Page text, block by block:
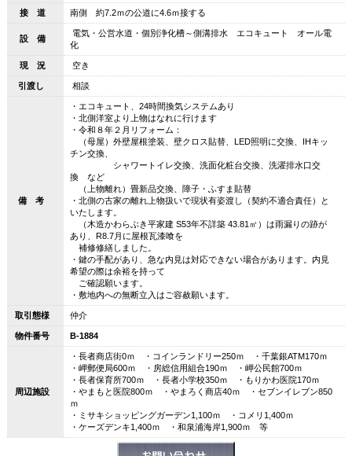
接 道 南側 約7.2ｍの公道に4.6ｍ接する
設 備
電気・公営水道・個別浄化槽～側溝排水 エコキュート オール電
化
現 況 空き
引渡し 相談
備 考
・エコキュート、24時間換気システムあり
・北側洋室より上物はなれに行けます
・令和８年２月リフォーム：
（母屋）外壁屋根塗装、壁クロス貼替、LED照明に交換、IHキッ
チン交換、
シャワートイレ交換、洗面化粧台交換、洗濯排水口交
換 など
（上物離れ）畳新品交換、障子・ふすま貼替
・北側の古家の離れ上物扱いで現状有姿渡し（契約不適合責任）と
いたします。
（木造かわらぶき平家建 S53年不詳築 43.81㎡）は雨漏りの跡が
あり、R8.7月に屋根瓦漆喰を
補修修繕しました。
・鍵の手配があり、急な内見は対応できない場合があります。内見
希望の際は余裕を持って
ご確認願います。
・敷地内への無断立入はご容赦願います。
取引態様 仲介
物件番号 B-1884
周辺施設
・長者商店街0ｍ ・コインランドリー250ｍ ・千葉銀ATM170ｍ
・岬郵便局600ｍ ・房総信用組合190ｍ ・岬公民館700ｍ
・長者保育所700ｍ ・長者小学校350ｍ ・もりかわ医院170ｍ
・やまもと医院800ｍ ・やまろく商店40ｍ ・セブンイレブン850
ｍ
・ミサキショッピングガーデン1,100ｍ ・コメリ1,400ｍ
・ケーズデンキ1,400ｍ ・和泉浦海岸1,900ｍ 等